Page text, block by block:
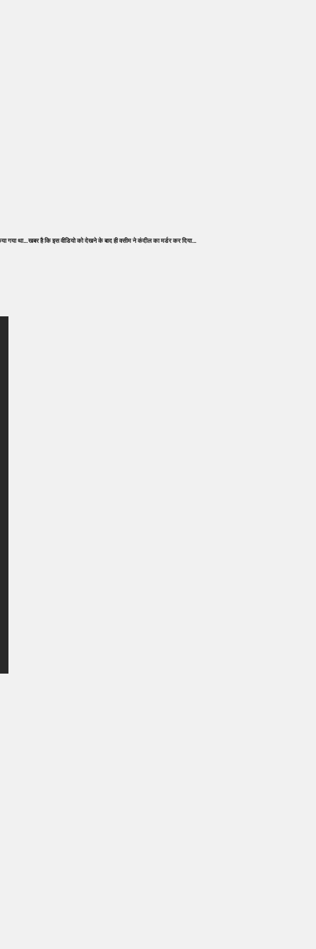
गया था…खबर है कि इस वीडियो को देखने के बाद ही वसीम ने कंदील का मर्डर कर दिया…